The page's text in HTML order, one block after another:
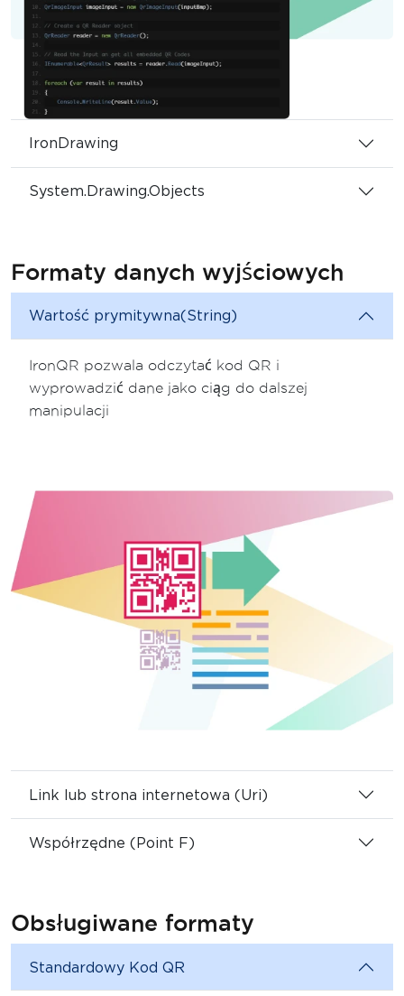
IronDrawing
System.Drawing.Objects
Formaty danych wyjściowych
Wartość prymitywna(String)
IronQR pozwala odczytać kod QR i
wyprowadzić dane jako ciąg do dalszej
manipulacji
Link lub strona internetowa (Uri)
Współrzędne (Point F)
Obsługiwane formaty
Standardowy Kod QR